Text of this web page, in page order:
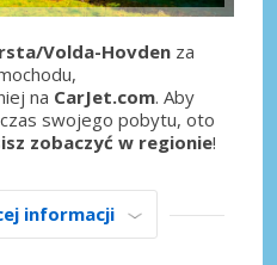
Volda-Hovden za
na CarJet.com. Aby
swojego pobytu, oto
zobaczyć w regionie!
informacji